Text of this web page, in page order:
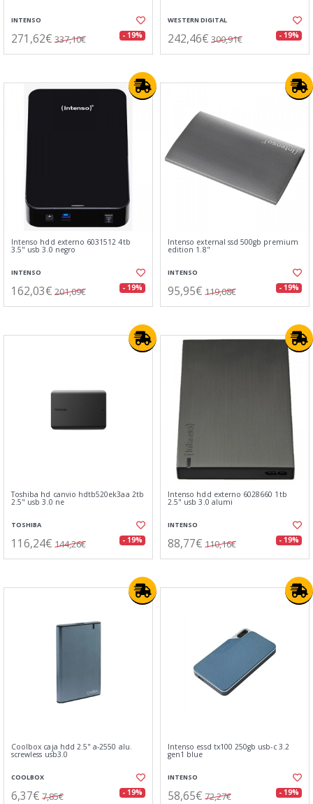
INTENSO
271,62€ 337,10€ - 19%
WESTERN DIGITAL
242,46€ 300,91€ - 19%
Intenso hdd externo 6031512 4tb
3.5" usb 3.0 negro
INTENSO
162,03€ 201,09€ - 19%
Intenso external ssd 500gb premium
edition 1.8"
INTENSO
95,95€ 119,08€ - 19%
Toshiba hd canvio hdtb520ek3aa 2tb
2.5" usb 3.0 ne
TOSHIBA
116,24€ 144,26€ - 19%
Intenso hdd externo 6028660 1tb
2.5" usb 3.0 alumi
INTENSO
88,77€ 110,16€ - 19%
Coolbox caja hdd 2.5" a-2550 alu.
screwless usb3.0
COOLBOX
6,37€ 7,85€ - 19%
Intenso essd tx100 250gb usb-c 3.2
gen1 blue
INTENSO
58,65€ 72,27€ - 19%